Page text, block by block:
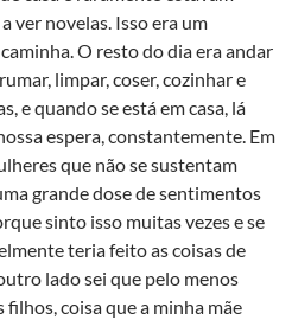
ver novelas. Isso era um
O resto do dia era andar
limpar, coser, cozinhar e
e quando se está em casa, lá
espera, constantemente. Em
que não se sustentam
grande dose de sentimentos
sinto isso muitas vezes e se
teria feito as coisas de
lado sei que pelo menos
coisa que a minha mãe